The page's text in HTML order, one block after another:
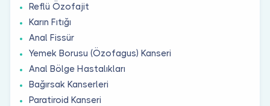
Reflü Özofajit
Karın Fıtığı
Anal Fissür
Yemek Borusu (Özofagus) Kanseri
Anal Bölge Hastalıkları
Bağırsak Kanserleri
Paratiroid Kanseri